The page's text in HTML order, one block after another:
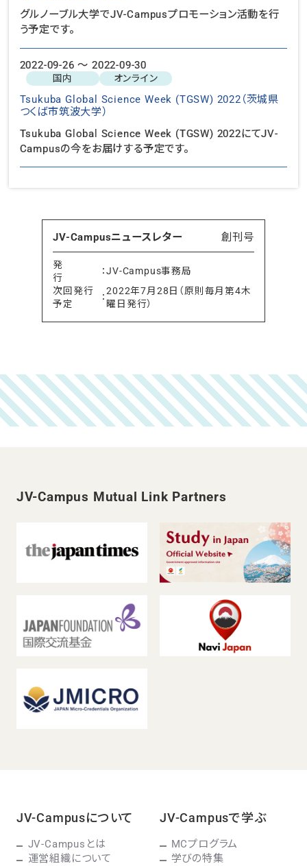
グルノーブル大学でJV-Campusプロモーション活動を行
う予定です。
2022-09-26 〜 2022-09-30
国内 オンライン
Tsukuba Global Science Week (TGSW) 2022（茨城県
つくば市筑波大学）
Tsukuba Global Science Week (TGSW) 2022にてJV-
Campusの今をお届けする予定です。
JV-Campusニュースレター 創刊号
発
行
：JV-Campus事務局
次回発行
予定
：
2022年7月28日（原則毎月第4木
曜日発行）
JV-Campus Mutual Link Partners
JV-Campusについて
JV-Campusとは
運営組織について
JV-Campusで学ぶ
MCプログラム
学びの特集